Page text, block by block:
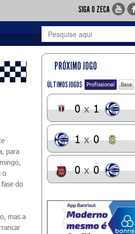
SIGA O ZECA
para
o
do
mas a
PRÓXIMO JOGO
ÚLTIMOS JOGOS Profissional Base
0 x 1
1 x 0
0 x 0